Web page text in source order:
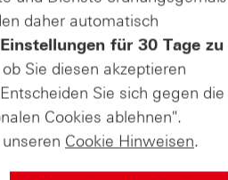
daher automatisch
für 30 Tage zu
Sie diesen akzeptieren
Sie sich gegen die
Cookies ablehnen".
Cookie Hinweisen.